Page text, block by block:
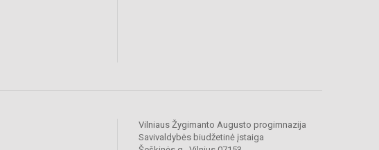
Vilniaus Žygimanto Augusto progimnazija
Savivaldybės biudžetinė įstaiga